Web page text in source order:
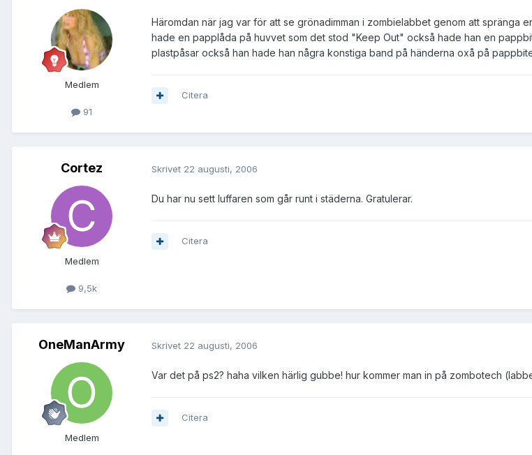
Medlem
91
Häromdan när jag var för att se grönadimman i zombielabbet genom att
hade en papplåda på huvvet som det stod "Keep Out" också hade han en
plastpåsar också han hade han några konstiga band på händerna oxå på
Citera
Cortez
Medlem
9,5k
Skrivet 22 augusti, 2006
Du har nu sett luffaren som går runt i städerna. Gratulerar.
Citera
OneManArmy
Medlem
Skrivet 22 augusti, 2006
Var det på ps2? haha vilken härlig gubbe! hur kommer man in på zombotech
Citera